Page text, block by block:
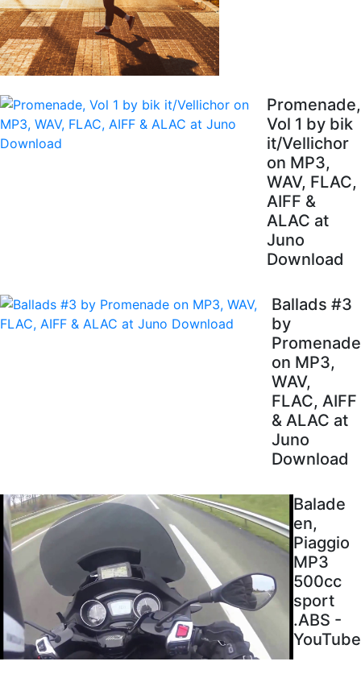
Promenade,
Vol 1 by bik
it/Vellichor
on MP3,
WAV, FLAC,
AIFF &
ALAC at
Juno
Download
Ballads #3
by
Promenade
on MP3,
WAV,
FLAC, AIFF
& ALAC at
Juno
Download
Balade
en,
Piaggio
MP3
500cc
sport
.ABS -
YouTube